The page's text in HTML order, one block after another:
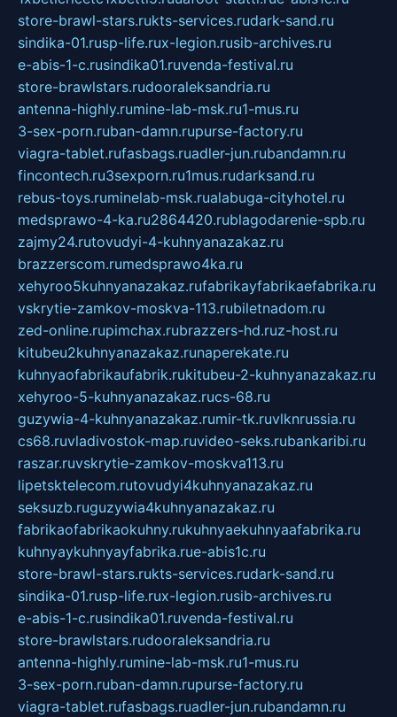
store-brawl-stars.rukts-services.rudark-sand.ru
sindika-01.rusp-life.rux-legion.rusib-archives.ru
e-abis-1-c.rusindika01.ruvenda-festival.ru
store-brawlstars.rudooraleksandria.ru
antenna-highly.rumine-lab-msk.ru1-mus.ru
3-sex-porn.ruban-damn.rupurse-factory.ru
viagra-tablet.rufasbags.ruadler-jun.rubandamn.ru
fincontech.ru3sexporn.ru1mus.rudarksand.ru
rebus-toys.ruminelab-msk.rualabuga-cityhotel.ru
medsprawo-4-ka.ru2864420.rublagodarenie-spb.ru
zajmy24.rutovudyi-4-kuhnyanazakaz.ru
brazzerscom.rumedsprawo4ka.ru
xehyroo5kuhnyanazakaz.rufabrikayfabrikaefabrika.ru
vskrytie-zamkov-moskva-113.rubiletnadom.ru
zed-online.rupimchax.rubrazzers-hd.ruz-host.ru
kitubeu2kuhnyanazakaz.runaperekate.ru
kuhnyaofabrikaufabrik.rukitubeu-2-kuhnyanazakaz.ru
xehyroo-5-kuhnyanazakaz.rucs-68.ru
guzywia-4-kuhnyanazakaz.rumir-tk.ruvlknrussia.ru
cs68.ruvladivostok-map.ruvideo-seks.rubankaribi.ru
raszar.ruvskrytie-zamkov-moskva113.ru
lipetsktelecom.rutovudyi4kuhnyanazakaz.ru
seksuzb.ruguzywia4kuhnyanazakaz.ru
fabrikaofabrikaokuhny.rukuhnyaekuhnyaafabrika.ru
kuhnyaykuhnyayfabrika.rue-abis1c.ru
store-brawl-stars.rukts-services.rudark-sand.ru
sindika-01.rusp-life.rux-legion.rusib-archives.ru
e-abis-1-c.rusindika01.ruvenda-festival.ru
store-brawlstars.rudooraleksandria.ru
antenna-highly.rumine-lab-msk.ru1-mus.ru
3-sex-porn.ruban-damn.rupurse-factory.ru
viagra-tablet.rufasbags.ruadler-jun.rubandamn.ru